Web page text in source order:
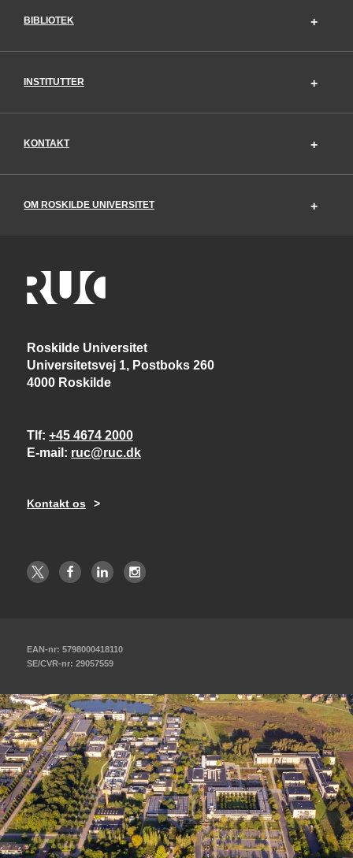
BIBLIOTEK
INSTITUTTER
KONTAKT
OM ROSKILDE UNIVERSITET
Roskilde Universitet
Universitetsvej 1, Postboks 260
4000 Roskilde
Tlf +45 4674 2000
E-mail
ruc@ruc.dk
Kontakt os
EAN-nr: 5798000418110
SE/CVR-nr: 29057559